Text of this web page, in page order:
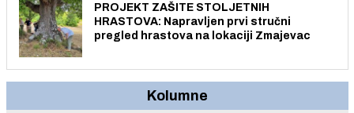
PROJEKT ZAŠITE STOLJETNIH
HRASTOVA: Napravljen prvi stručni
pregled hrastova na lokaciji Zmajevac
Kolumne